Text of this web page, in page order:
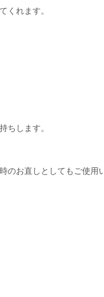
くれます。
ちします。
のお直しとしてもご使用